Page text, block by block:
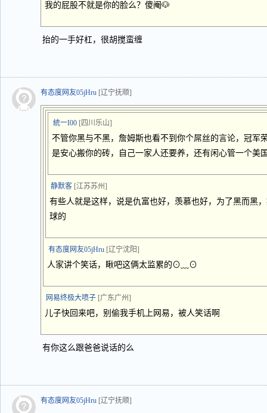
我的屁股不就是你的脸么？傻阉🐶
抬的一手好杠，很胡搅蛮缠
有态度网友05jHru [辽宁抚顺]
統一I00 [四川乐山]
不管你黑与不黑，詹姆斯也看不到你个屌丝的言论，冠军
是安心搬你的砖，自己一家人还要养，还有闲心管一个美
静默客 [江苏苏州]
有些人就是这样，说是仇富也好，羡慕也好，为了黑而黑
球的
有态度网友05jHru [辽宁沈阳]
人家讲个笑话，瞅吧这俩太监累的⊙﹏⊙
网易终极大喷子 [广东广州]
儿子快回来吧，别偷我手机上网易，被人笑话啊
有你这么跟爸爸说话的么
有态度网友05jHru [辽宁抚顺]